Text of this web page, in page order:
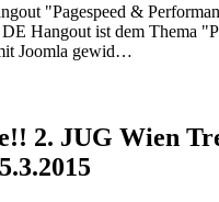
"Pagespeed &
Hangout ist dem Thema
Joomla gewid…
2. JUG Wien